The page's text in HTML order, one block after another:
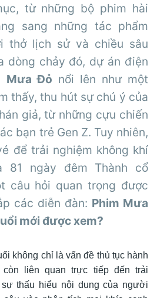
từ những bộ phim hài
sang những tác phẩm
thở lịch sử và chiều sâu
dòng chảy đó, dự án điện
Mưa Đỏ nổi lên như một
thấy, thu hút sự chú ý của
giả, từ những cựu chiến
bạn trẻ Gen Z. Tuy nhiên,
để trải nghiệm không khí
81 ngày đêm Thành cổ
câu hỏi quan trọng được
các diễn đàn: Phim Mưa
mới được xem?
không chỉ là vấn đề thủ tục hành
liên quan trực tiếp đến trải
thấu hiểu nội dung của người